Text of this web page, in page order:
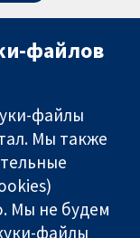
Связаться с
файлов
файлы
Мы также
Мы не будем
файлы